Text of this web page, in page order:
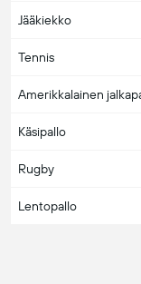
Australia
Austria
Azerbaijan
Bahamas
Bahrain
Bangladesh
Jääkiekko
Tennis
Amerikkalainen
Käsipallo
Rugby
Lentopallo